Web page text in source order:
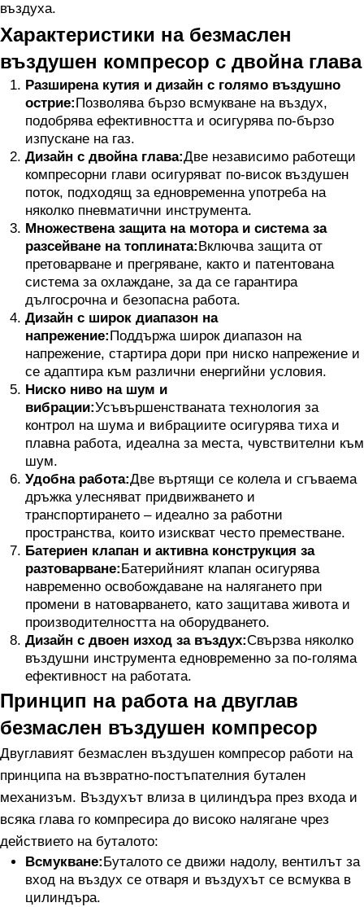
въздуха.
Характеристики на безмаслен
въздушен компресор с двойна глава
Разширена кутия и дизайн с голямо въздушно
острие:Позволява бързо всмукване на въздух,
подобрява ефективността и осигурява по-бързо
изпускане на газ.
Дизайн с двойна глава:Две независимо работещи
компресорни глави осигуряват по-висок въздушен
поток, подходящ за едновременна употреба на
няколко пневматични инструмента.
Множествена защита на мотора и система за
разсейване на топлината:Включва защита от
претоварване и прегряване, както и патентована
система за охлаждане, за да се гарантира
дългосрочна и безопасна работа.
Дизайн с широк диапазон на
напрежение:Поддържа широк диапазон на
напрежение, стартира дори при ниско напрежение и
се адаптира към различни енергийни условия.
Ниско ниво на шум и
вибрации:Усъвършенстваната технология за
контрол на шума и вибрациите осигурява тиха и
плавна работа, идеална за места, чувствителни към
шум.
Удобна работа:Две въртящи се колела и сгъваема
дръжка улесняват придвижването и
транспортирането – идеално за работни
пространства, които изискват често преместване.
Батериен клапан и активна конструкция за
разтоварване:Батерийният клапан осигурява
навременно освобождаване на налягането при
промени в натоварването, като защитава живота и
производителността на оборудването.
Дизайн с двоен изход за въздух:Свързва няколко
въздушни инструмента едновременно за по-голяма
ефективност на работата.
Принцип на работа на двуглав
безмаслен въздушен компресор
Двуглавият безмаслен въздушен компресор работи на
принципа на възвратно-постъпателния бутален
механизъм. Въздухът влиза в цилиндъра през входа и
всяка глава го компресира до високо налягане чрез
действието на буталото:
Всмукване:Буталото се движи надолу, вентилът за
вход на въздух се отваря и въздухът се всмуква в
цилиндъра.